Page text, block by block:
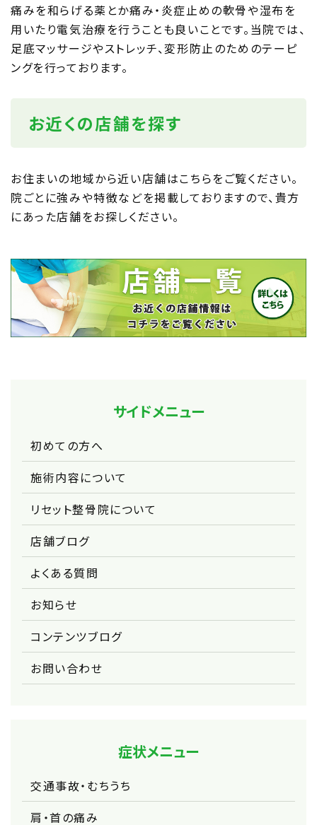
痛みを和らげる薬とか痛み・炎症止めの軟骨や湿布を
用いたり電気治療を行うことも良いことです。当院では、
足底マッサージやストレッチ、変形防止のためのテーピ
ングを行っております。
お近くの店舗を探す
お住まいの地域から近い店舗はこちらをご覧ください。
院ごとに強みや特徴などを掲載しておりますので、貴方
にあった店舗をお探しください。
サイドメニュー
初めての方へ
施術内容について
リセット整骨院について
店舗ブログ
よくある質問
お知らせ
コンテンツブログ
お問い合わせ
症状メニュー
交通事故・むちうち
肩・首の痛み